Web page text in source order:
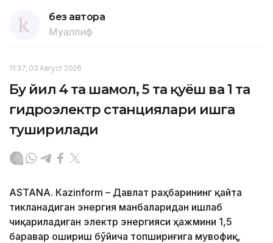
без автора
Муаллиф
11:37, 03 Август 2026
Бу йил 4 та шамол, 5 та қуёш ва 1 та
гидроэлектр станциялари ишга
туширилади
ASTANА. Кazinform – Давлат раҳбарининг қайта
тикланадиган энергия манбаларидан ишлаб
чиқариладиган электр энергияси ҳажмини 1,5
баравар ошириш бўйича топшириғига мувофиқ,